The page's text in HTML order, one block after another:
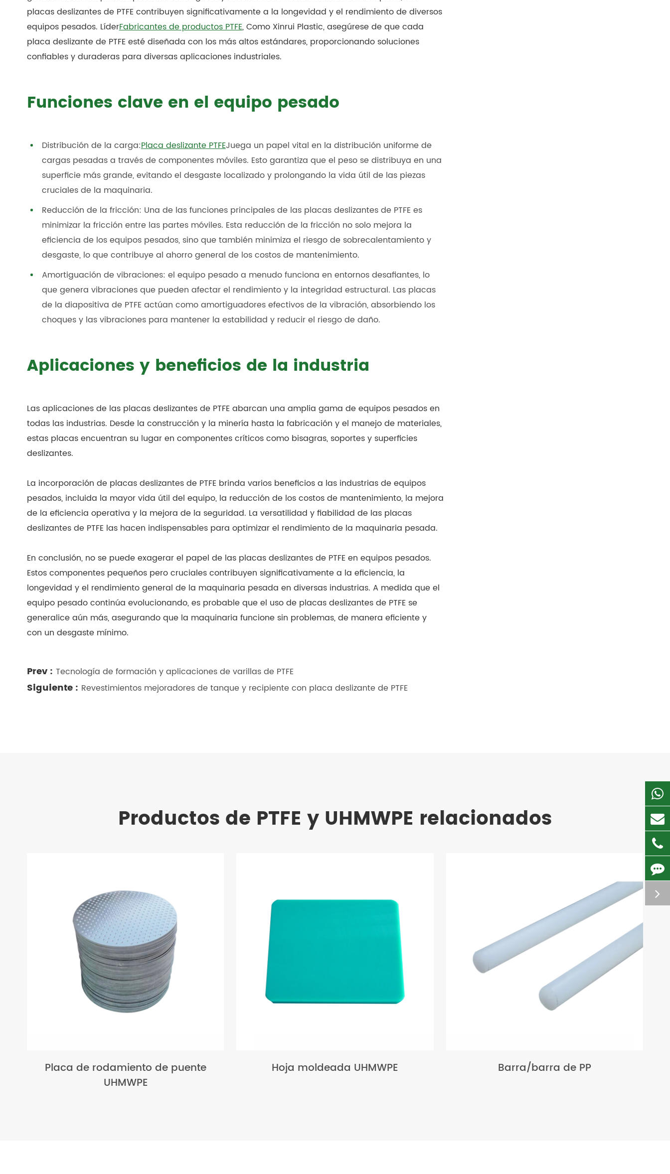
placas deslizantes de PTFE contribuyen significativamente a la longevidad y el rendimiento de diversos
equipos pesados. LíderFabricantes de productos PTFE, Como Xinrui Plastic, asegúrese de que cada
placa deslizante de PTFE esté diseñada con los más altos estándares, proporcionando soluciones
confiables y duraderas para diversas aplicaciones industriales.
Funciones clave en el equipo pesado
Distribución de la carga:Placa deslizante PTFEJuega un papel vital en la distribución uniforme de
cargas pesadas a través de componentes móviles. Esto garantiza que el peso se distribuya en una
superficie más grande, evitando el desgaste localizado y prolongando la vida útil de las piezas
cruciales de la maquinaria.
Reducción de la fricción: Una de las funciones principales de las placas deslizantes de PTFE es
minimizar la fricción entre las partes móviles. Esta reducción de la fricción no solo mejora la
eficiencia de los equipos pesados, sino que también minimiza el riesgo de sobrecalentamiento y
desgaste, lo que contribuye al ahorro general de los costos de mantenimiento.
Amortiguación de vibraciones: el equipo pesado a menudo funciona en entornos desafiantes, lo
que genera vibraciones que pueden afectar el rendimiento y la integridad estructural. Las placas
de la diapositiva de PTFE actúan como amortiguadores efectivos de la vibración, absorbiendo los
choques y las vibraciones para mantener la estabilidad y reducir el riesgo de daño.
Aplicaciones y beneficios de la industria
Las aplicaciones de las placas deslizantes de PTFE abarcan una amplia gama de equipos pesados en
todas las industrias. Desde la construcción y la minería hasta la fabricación y el manejo de materiales,
estas placas encuentran su lugar en componentes críticos como bisagras, soportes y superficies
deslizantes.
La incorporación de placas deslizantes de PTFE brinda varios beneficios a las industrias de equipos
pesados, incluida la mayor vida útil del equipo, la reducción de los costos de mantenimiento, la mejora
de la eficiencia operativa y la mejora de la seguridad. La versatilidad y fiabilidad de las placas
deslizantes de PTFE las hacen indispensables para optimizar el rendimiento de la maquinaria pesada.
En conclusión, no se puede exagerar el papel de las placas deslizantes de PTFE en equipos pesados.
Estos componentes pequeños pero cruciales contribuyen significativamente a la eficiencia, la
longevidad y el rendimiento general de la maquinaria pesada en diversas industrias. A medida que el
equipo pesado continúa evolucionando, es probable que el uso de placas deslizantes de PTFE se
generalice aún más, asegurando que la maquinaria funcione sin problemas, de manera eficiente y
con un desgaste mínimo.
Prev : Tecnología de formación y aplicaciones de varillas de PTFE
Siguiente : Revestimientos mejoradores de tanque y recipiente con placa deslizante de PTFE
Productos de PTFE y UHMWPE relacionados
Placa de rodamiento de puente
UHMWPE
Hoja moldeada UHMWPE Barra/barra de PP